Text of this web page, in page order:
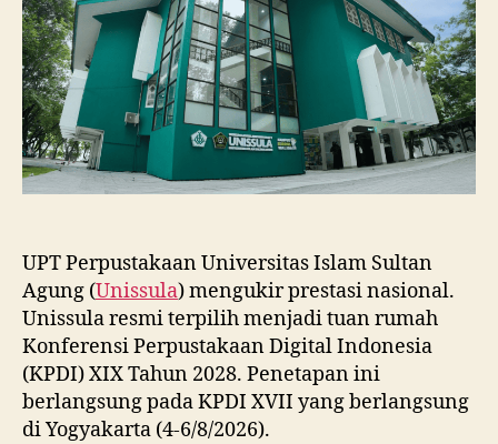
XIX
Tahun
2028
UPT Perpustakaan Universitas Islam Sultan
Agung (Unissula) mengukir prestasi nasional.
Unissula resmi terpilih menjadi tuan rumah
Konferensi Perpustakaan Digital Indonesia
(KPDI) XIX Tahun 2028. Penetapan ini
berlangsung pada KPDI XVII yang berlangsung
di Yogyakarta (4-6/8/2026).